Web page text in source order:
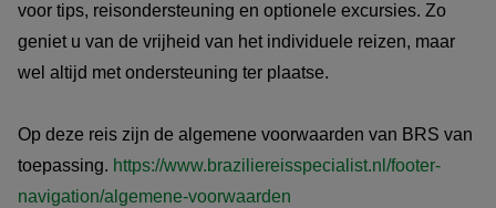
voor tips, reisondersteuning en optionele excursies. Zo
geniet u van de vrijheid van het individuele reizen, maar
wel altijd met ondersteuning ter plaatse.
Op deze reis zijn de algemene voorwaarden van BRS van
toepassing. https://www.braziliereisspecialist.nl/footer-
navigation/algemene-voorwaarden